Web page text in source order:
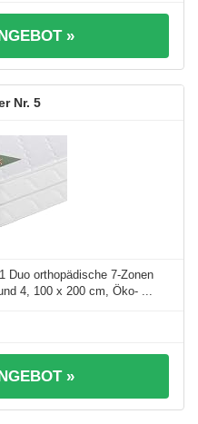
»
5
Duo orthopädische 7-Zonen
4, 100 x 200 cm, Öko- ...
»